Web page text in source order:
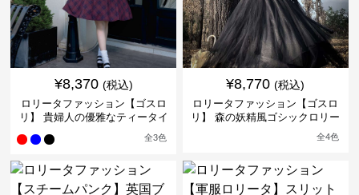
¥8,370 (税込)
ロリータファッション【ゴスロ
リ】 貴婦人の優雅なティータイ
全3色
¥8,770 (税込)
ロリータファッション【ゴスロ
リ】 森の妖精風ゴシックロリー
全4色